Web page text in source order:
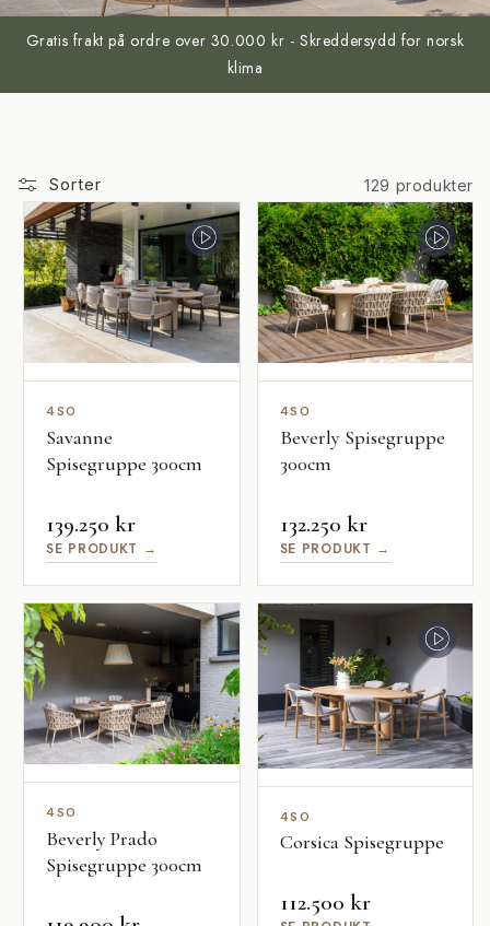
Gratis frakt på ordre over 30.000 kr - Skreddersydd for norsk
klima
Sorter 129 produkter
4SO
Savanne
Spisegruppe 300cm
139.250 kr
SE PRODUKT →
4SO
Beverly Spisegruppe
300cm
132.250 kr
SE PRODUKT →
4SO
Beverly Prado
Spisegruppe 300cm
4SO
Corsica Spisegruppe
112.500 kr